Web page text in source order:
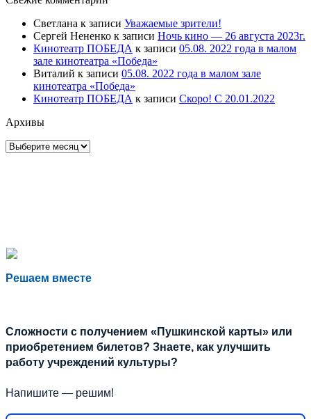
Светлана к записи Уважаемые зрители!
Сергей Нененко к записи Ночь кино — 26 августа 2023г.
Кинотеатр ПОБЕДА к записи 05.08. 2022 года в малом
зале кинотеатра «Победа»
Виталий к записи 05.08. 2022 года в малом зале
кинотеатра «Победа»
Кинотеатр ПОБЕДА к записи Скоро! С 20.01.2022
Архивы
Архивы
Решаем вместе
Сложности с получением «Пушкинской карты» или
приобретением билетов? Знаете, как улучшить
работу учреждений культуры?
Напишите — решим!